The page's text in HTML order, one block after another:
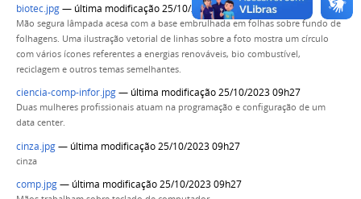
biotec.jpg— última modificação 25/10/2023 09h27
Mão segura lâmpada acesa com a base embrulhada em folhas sobre fundo de
folhagens. Uma ilustração vetorial de linhas sobre a foto mostra um círculo
com vários ícones referentes a energias renováveis, bio combustível,
reciclagem e outros temas semelhantes.
ciencia-comp-infor.jpg— última modificação 25/10/2023 09h27
Duas mulheres profissionais atuam na programação e configuração de um
data center.
cinza.jpg— última modificação 25/10/2023 09h27
cinza
comp.jpg— última modificação 25/10/2023 09h27